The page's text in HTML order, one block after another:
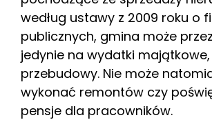
według ustawy z 2009 roku o
publicznych, gmina może
jedynie na wydatki
przebudowy. Nie może
wykonać remontów czy
pensje dla pracowników.